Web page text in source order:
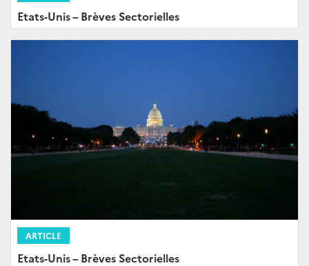
Etats-Unis – Brèves Sectorielles
ARTICLE
Etats-Unis – Brèves Sectorielles